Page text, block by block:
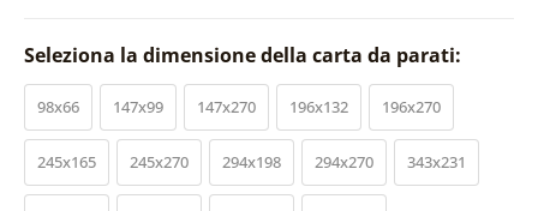
Seleziona la dimensione della carta da parati:
98x66 147x99 147x270 196x132 196x270
245x165 245x270 294x198 294x270 343x231